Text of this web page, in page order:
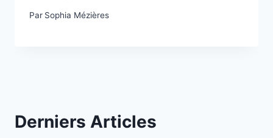
Par Sophia Mézières
Derniers Articles